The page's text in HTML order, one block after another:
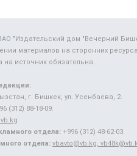
"Издательский дом "Вечерний
материалов на сторонних
на источник обязательна.
г. Бишкек, ул. Усенбаева, 2.
(312) 88-18-09.
отдела: +996 (312) 48-62-03.
отдела: vbavto@vb.kg,